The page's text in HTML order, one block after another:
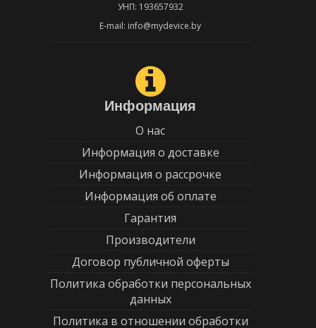
УНП: 193657932
E-mail: info@mydevice.by
Информация
О нас
Информация о доставке
Информация о рассрочке
Информация об оплате
Гарантия
Производители
Договор публичной оферты
Политика обработки персональных
данных
Политика в отношении обработки